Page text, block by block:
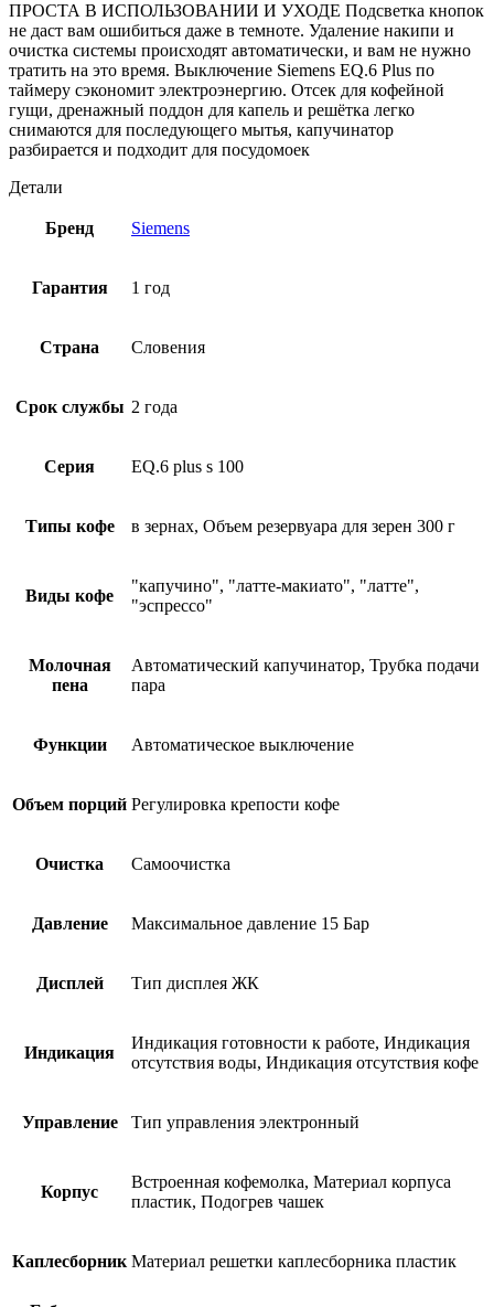
ПРОСТА В ИСПОЛЬЗОВАНИИ И УХОДЕ Подсветка кнопок
не даст вам ошибиться даже в темноте. Удаление накипи и
очистка системы происходят автоматически, и вам не нужно
тратить на это время. Выключение Siemens EQ.6 Plus по
таймеру сэкономит электроэнергию. Отсек для кофейной
гущи, дренажный поддон для капель и решётка легко
снимаются для последующего мытья, капучинатор
разбирается и подходит для посудомоек
Детали
Бренд Siemens
Гарантия 1 год
Страна Словения
Срок службы 2 года
Серия EQ.6 plus s 100
Типы кофе в зернах, Объем резервуара для зерен 300 г
Виды кофе
"капучино", "латте-макиато", "латте",
"эспрессо"
Молочная
пена
Автоматический капучинатор, Трубка подачи
пара
Функции Автоматическое выключение
Объем порций Регулировка крепости кофе
Очистка Самоочистка
Давление Максимальное давление 15 Бар
Дисплей Тип дисплея ЖК
Индикация
Индикация готовности к работе, Индикация
отсутствия воды, Индикация отсутствия кофе
Управление Тип управления электронный
Корпус
Встроенная кофемолка, Материал корпуса
пластик, Подогрев чашек
Каплесборник Материал решетки каплесборника пластик